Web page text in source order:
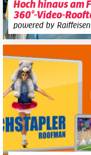
Hoch hinaus am
360°-Video-
powered by